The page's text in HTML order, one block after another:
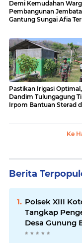
Demi Kemudahan
Pembangunan
Gantung Sungai Afia
Pastikan Irigasi Optimal,
Dandim Tulungagung
Irpom Bantuan Sterad
Ke
Berita
Polsek XIII
Tangkap
Desa Gunung